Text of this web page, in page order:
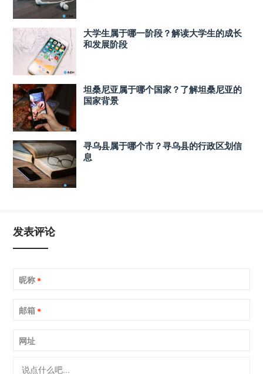
大学生属于哪一阶段？解读大学生的成长
和发展阶段
坦桑尼亚属于哪个国家？了解坦桑尼亚的
国家背景
寻乌县属于哪个市？寻乌县的行政区划信
息
发表评论
昵称 *
邮箱 *
网址